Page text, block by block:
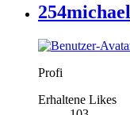
254michael
Profi
Erhaltene Likes